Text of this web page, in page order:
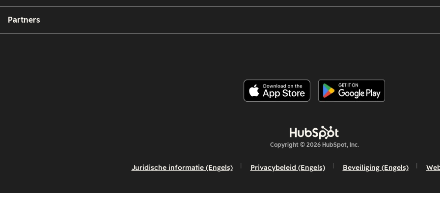
Partners
Copyright © 2026 HubSpot, Inc.
Juridische informatie (Engels) Privacybeleid (Engels) Beveiliging (Engels)